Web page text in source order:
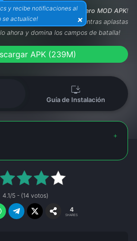
y recibe notificaciones al
se actualice!
×
de la artillería conTank Hero MOD APK!
armas desbloqueadas mientras aplastas
ahora y domina los campos de batalla!
APK (239M)
install_desktop
Guía de Instalación
4.1/5 - (14 votos)
4
SHARES